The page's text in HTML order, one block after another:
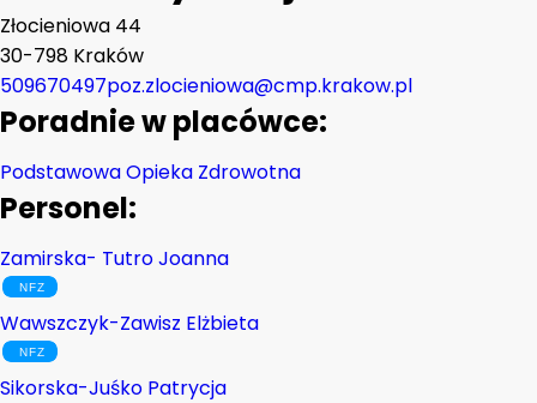
Złocieniowa 44
30-798 Kraków
509670497poz.zlocieniowa@cmp.krakow.pl
Poradnie w placówce:
Podstawowa Opieka Zdrowotna
Personel:
Zamirska- Tutro Joanna
Wawszczyk-Zawisz Elżbieta
Sikorska-Juśko Patrycja